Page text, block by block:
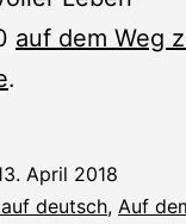
auf dem Weg
.
April 2018
deutsch, Auf